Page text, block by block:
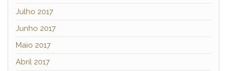
Julho 2017
Junho 2017
Maio 2017
Abril 2017